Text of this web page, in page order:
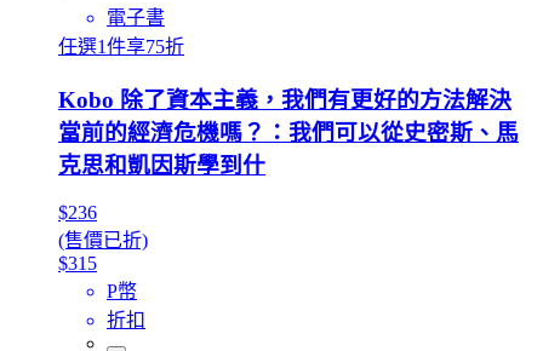
電子書
任選1件享75折
Kobo 除了資本主義，我們有更好的方法解決
當前的經濟危機嗎？：我們可以從史密斯、馬
克思和凱因斯學到什
$236
(售價已折)
$315
P幣
折扣